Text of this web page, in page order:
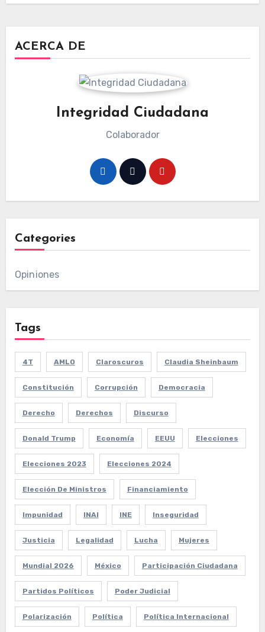
ACERCA DE
Integridad Ciudadana
Colaborador
Categories
Opiniones
Tags
4T AMLO Claroscuros Claudia Sheinbaum
Constitución Corrupción Democracia
Derecho Derechos Discurso
Donald Trump Economía EEUU Elecciones
Elecciones 2023 Elecciones 2024
Elección De Ministros Financiamiento
Impunidad INAI INE Inseguridad
Justicia Legalidad Lucha Mujeres
Mundial 2026 México Participación Ciudadana
Partidos Políticos Poder Judicial
Polarización Política Política Internacional